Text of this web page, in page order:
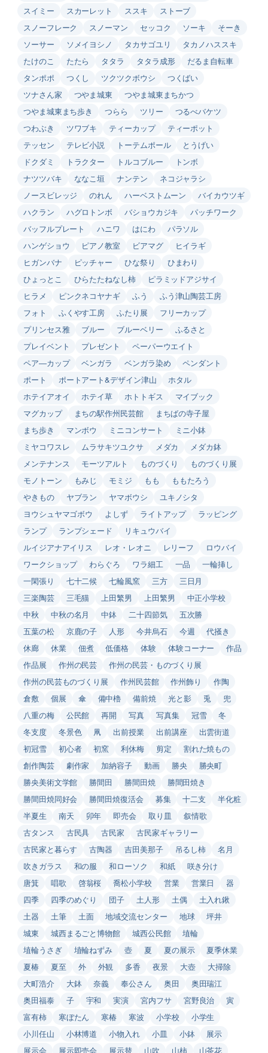
スイミー
スカーレット ススキ
ストーブ
スノーフレーク
スノーマン セッコク ソーキ
そーき
ソーサー
ソメイヨシノ タカサゴユリ
タカノハススキ
たけのこ
たたら タタラ タタラ成形
だるま自転車
タンポポ
つくし ツクツクボウシ
つくばい
ツナさん家
つやま城東
つやま城東まちかつ
つやま城東まち歩き
つらら ツリー
つるべバケツ
つわぶき
ツワブキ ティーカップ
ティーポット
テッセン
テレビ小説 トーテムポール
とうげい
ドクダミ
トラクター トルコブルー
トンボ
ナツツバキ
ななこ垣 ナンテン
ネコジャラシ
ノースビレッジ
のれん ハーベストムーン
バイカウツギ
ハクラン
ハグロトンボ バショウカジキ
パッチワーク
バッフルプレート
ハニワ はにわ
パラソル
ハンゲショウ
ピアノ教室 ビアマグ
ヒイラギ
ヒガンバナ
ピッチャー ひな祭り
ひまわり
ひょっとこ
ひらたたねなし柿
ピラミッドアジサイ
ヒラメ
ピンクネコヤナギ ふう
ふう津山陶芸工房
フォト
ふくやす工房 ふたり展
フリーカップ
プリンセス雅
ブルー ブルーベリー
ふるさと
プレイベント
プレゼント
ペーパーウエイト
ペア―カップ
ベンガラ ベンガラ染め
ペンダント
ポート
ポートアート&デザイン津山
ホタル
ホテイアオイ
ホテイ草 ホトトギス
マイブック
マグカップ
まちの駅作州民芸館
まちばの寺子屋
まち歩き
マンボウ ミニコンサート
ミニ小鉢
ミヤコワスレ
ムラサキツユクサ メダカ
メダカ鉢
メンテナンス
モーツアルト ものづくり
ものづくり展
モノトーン
もみじ モミジ もも
ももたろう
やきもの
ヤブラン ヤマボウシ
ユキノシタ
ヨウシュヤマゴボウ
よしず ライトアップ
ラッピング
ランプ
ランプシェード
リキュウバイ
ルイジアナアイリス
レオ・レオニ レリーフ
ロウバイ
ワークショップ
わらぐろ ワラ細工 一品
一輪挿し
一閑張り
七十二候 七輪風窯 三方
三日月
三楽陶芸
三毛猫 上田繁男 上田繁男
中正小学校
中秋
中秋の名月 中鉢 二十四節気
五次勝
五葉の松
京鹿の子 人形 今井烏石 今週
代掻き
休廊
休業 佃煮 低価格 体験 体験コーナー
作品
作品展
作州の民芸
作州の民芸・ものづくり展
作州の民芸ものづくり展
作州民芸館 作州飾り
作陶
倉敷
個展 傘 備中櫓 備前焼 光と影 兎
兜
八重の梅
公民館 再開 写真 写真集 冠雪
冬
冬支度
冬景色 凧 出前授業 出前講座
出雲街道
初冠雪
初心者 初窯 利休梅 剪定
割れた焼もの
創作陶芸
劇作家 加納容子 動画 勝央
勝央町
勝央美術文学館
勝間田 勝間田焼
勝間田焼き
勝間田焼同好会
勝間田焼復活会 募集 十二支
半化粧
半夏生
南天 卯年 即売会 取り皿
叙情歌
古タンス
古民具 古民家
古民家ギャラリー
古民家と暮らす
古陶器 吉田美那子 吊るし柿
名月
吹きガラス
和の服 和ローソク 和紙
咲き分け
唐箕
唱歌 啓翁桜 喬松小学校 営業 営業日
器
四季
四季のめぐり 団子 土人形 土偶
土入れ鍬
土器
土筆 土面 地域交流センター 地球
坪井
城東
城西まるごと博物館 城西公民館
埴輪
埴輪うさぎ
埴輪ねずみ 壺 夏 夏の展示
夏季休業
夏椿
夏至 外 外観 多香 夜景 大壺
大掃除
大町浩介
大鉢 奈義 奉公さん 奥田
奥田瑞江
奥田福泰
子 宇和 実演 宮内フサ 宮野良治
寅
富有柿
寒ぼたん 寒椿 寒波 小学校
小学生
小川任山
小林博道 小物入れ 小皿 小鉢
展示
展示会
展示即売会 展示替 山吹 山柿 山茶花